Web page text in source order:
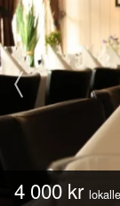
4 000 kr